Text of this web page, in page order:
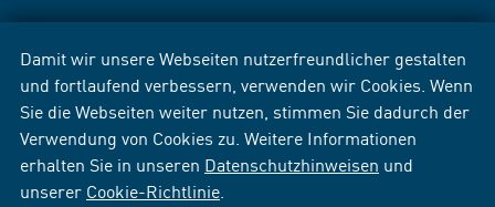
Damit wir unsere Webseiten nutzerfreundlicher gestalten
und fortlaufend verbessern, verwenden wir Cookies. Wenn
Sie die Webseiten weiter nutzen, stimmen Sie dadurch der
Verwendung von Cookies zu. Weitere Informationen
erhalten Sie in unseren Datenschutzhinweisen und
unserer Cookie-Richtlinie